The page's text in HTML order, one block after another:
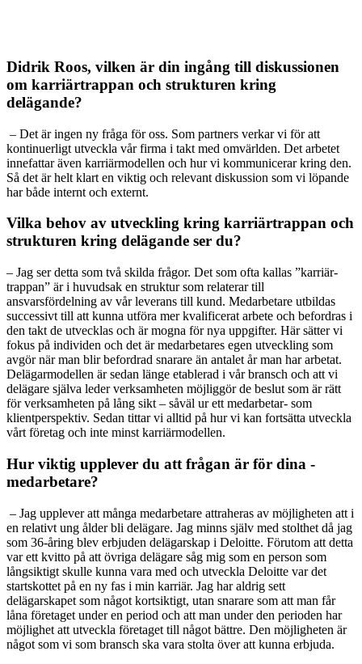
Didrik Roos, vilken är din ingång till diskussionen
om ­karriärtrappan och strukturen kring
delägande?
– Det är ingen ny fråga för oss. Som partners verkar vi för att
kontinuerligt utveckla vår firma i takt med omvärlden. Det arbetet
innefattar även karriärmodellen och hur vi kommunicerar kring den.
Så det är helt klart en ­viktig och relevant diskussion som vi löpande
har både ­internt och externt.
Vilka behov av utveckling kring karriärtrappan och
strukturen kring delägande ser du?
– Jag ser detta som två skilda frågor. Det som ofta kallas ”karriär­
trappan” är i huvudsak en struktur som ­relaterar till
ansvarsfördelning av vår leverans till kund. Med­arbetare utbildas
successivt till att kunna utföra mer kvalificerat ­arbete och befordras i
den takt de utvecklas och är ­mogna för nya uppgifter. Här sätter vi
fokus på individen och det är med­arbetares egen utveckling som
avgör när man blir befordrad snarare än ­antalet år man har ­arbetat.
Delägarmodellen är sedan länge etablerad i vår bransch och att vi
delägare själva leder verksamheten möjliggör de beslut som är rätt
för verksamheten på lång sikt – såväl ur ett medarbetar- som
klientperspektiv. Sedan tittar vi alltid på hur vi kan fortsätta utveckla
vårt företag och inte minst karriärmodellen.
Hur viktig upplever du att­ ­frågan är för dina ­
medarbetare?
– Jag upplever att många medarbetare attraheras av möjligheten att i
en relativt ung ålder bli delägare. Jag minns själv med stolthet då jag
som 36-åring blev erbjuden delägarskap i Deloitte. Förutom att detta
var ett kvitto på att övriga delägare såg mig som en person som
långsiktigt skulle kunna vara med och utveckla Deloitte var det
startskottet på en ny fas i min karriär. Jag har aldrig sett
delägarskapet som något kortsiktigt, utan snarare som att man får
låna företaget under en period och att man under den perioden har
möjlighet att utveckla företaget till något bättre. Den möjligheten är
något som vi som bransch ska vara stolta över att kunna erbjuda.